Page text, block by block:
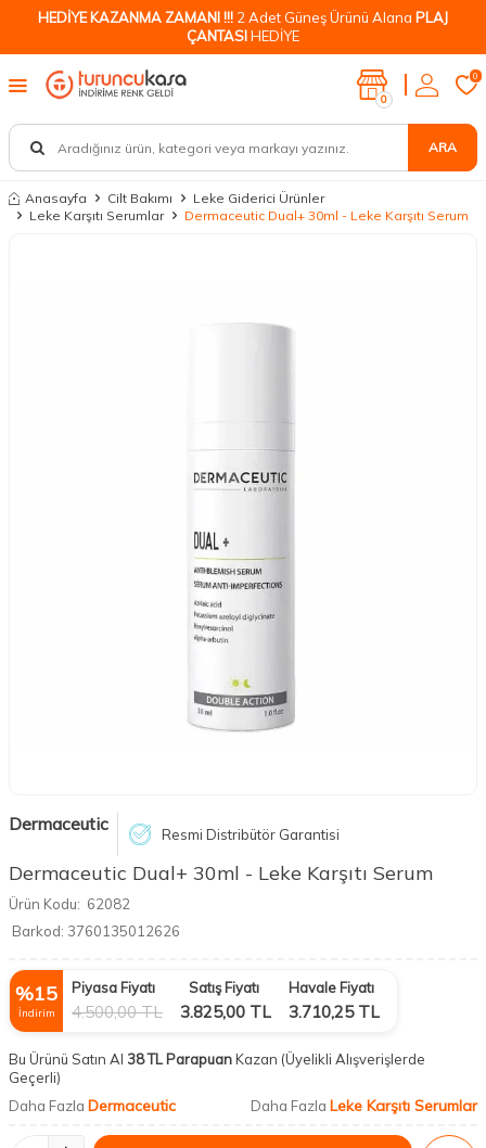
HEDİYE KAZANMA ZAMANI !!! 2 Adet Güneş Ürünü Alana PLAJ
ÇANTASIHEDİYE
ARA
0
0
Anasayfa Cilt Bakımı
Leke Giderici Ürünler
Leke Karşıtı Serumlar
Dermaceutic Dual+ 30ml - Leke Karşıtı Serum
Dermaceutic Resmi Distribütör Garantisi
Dermaceutic Dual+ 30ml - Leke Karşıtı Serum
Ürün Kodu: 62082
Barkod: 3760135012626
%15
İndirim
Piyasa Fiyatı
4.500,00TL
Satış Fiyatı
3.825,00 TL
Havale Fiyatı
3.710,25TL
Bu Ürünü Satın Al 38 TL ParapuanKazan (Üyelikli Alışverişlerde
Geçerli)
Daha Fazla Dermaceutic Daha Fazla Leke Karşıtı Serumlar